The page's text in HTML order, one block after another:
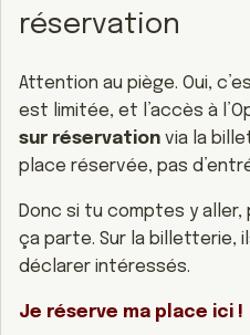
réservation
Attention au piège. Oui,
est limitée, et l’accès à
sur réservation via la
place réservée, pas
Donc si tu comptes y
ça parte. Sur la billetterie,
déclarer intéressés.
Je réserve ma place ici !